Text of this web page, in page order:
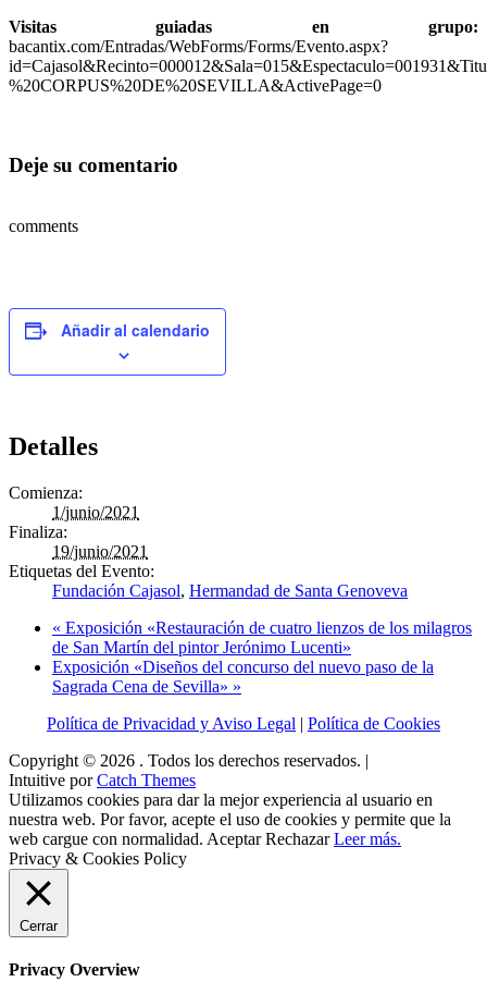
Visitas guiadas en grupo:
bacantix.com/Entradas/WebForms/Forms/Evento.aspx?
%20CORPUS%20DE%20SEVILLA&ActivePage=0
Deje su comentario
comments
Añadir al calendario
Detalles
Comienza:
1/junio/2021
Finaliza:
19/junio/2021
Etiquetas del Evento:
Fundación Cajasol, Hermandad de Santa Genoveva
« Exposición «Restauración de cuatro lienzos de los milagros
de San Martín del pintor Jerónimo Lucenti»
Exposición «Diseños del concurso del nuevo paso de la
Sagrada Cena de Sevilla» »
Política de Privacidad y Aviso Legal | Política de Cookies
Copyright © 2026 . Todos los derechos reservados. |
Intuitive porCatch Themes
Utilizamos cookies para dar la mejor experiencia al usuario en
nuestra web. Por favor, acepte el uso de cookies y permite que la
web cargue con normalidad. Aceptar Rechazar Leer más.
Privacy & Cookies Policy
Cerrar
Privacy Overview